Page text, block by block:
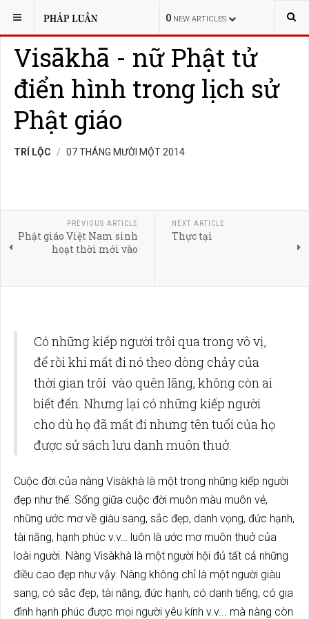
0 NEW ARTICLES
BẠN ĐANG Ở: LỊCH SỬ TÔNG PHÁI
Visākhā - nữ Phật tử
điển hình trong lịch sử
Phật giáo
TRÍ LỘC 07 THÁNG MƯỜI MỘT 2014
PREVIOUS ARTICLE
Phật giáo Việt Nam sinh
hoạt thời mới vào
NEXT ARTICLE
Thực tại
Có những kiếp người trôi qua trong vô vị,
để rồi khi mất đi nó theo dòng chảy của
thời gian trôi vào quên lãng, không còn ai
biết đến. Nhưng lại có những kiếp người
cho dù họ đã mất đi nhưng tên tuổi của họ
được sử sách lưu danh muôn thuở.
Cuộc đời của nàng Visàkhà là một trong những kiếp người
đẹp như thế. Sống giữa cuộc đời muôn màu muôn vẻ,
những ước mơ về giàu sang, sắc đẹp, danh vọng, đức hạnh,
tài năng, hạnh phúc v.v… luôn là ước mơ muôn thuở của
loài người. Nàng Visàkhà là một người hội đủ tất cả những
điều cao đẹp như vậy. Nàng không chỉ là một người giàu
sang, có sắc đẹp, tài năng, đức hạnh, có danh tiếng, có gia
đình hạnh phúc được mọi người yêu kính v.v... mà nàng còn